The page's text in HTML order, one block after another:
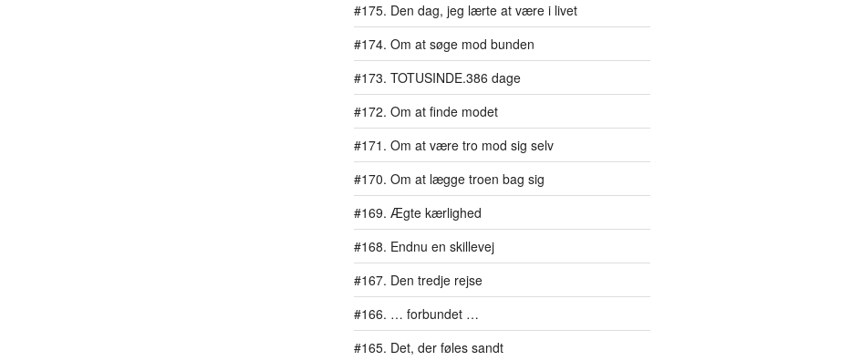
#175. Den dag, jeg lærte at være i livet
#174. Om at søge mod bunden
#173. TOTUSINDE.386 dage
#172. Om at finde modet
#171. Om at være tro mod sig selv
#170. Om at lægge troen bag sig
#169. Ægte kærlighed
#168. Endnu en skillevej
#167. Den tredje rejse
#166. … forbundet …
#165. Det, der føles sandt